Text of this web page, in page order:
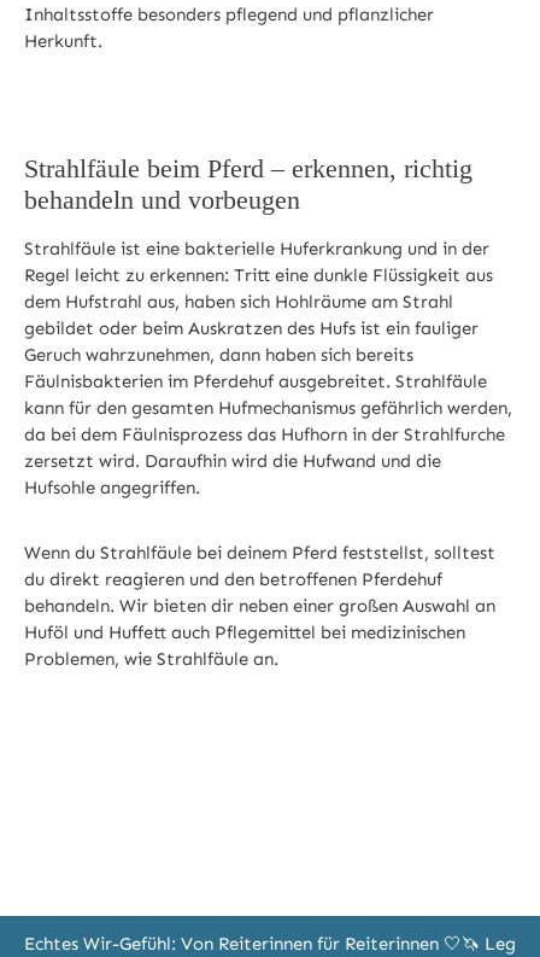
Inhaltsstoffe besonders pflegend und pflanzlicher
Herkunft.
Strahlfäule beim Pferd – erkennen, richtig
behandeln und vorbeugen
Strahlfäule ist eine bakterielle Huferkrankung und in der
Regel leicht zu erkennen: Tritt eine dunkle Flüssigkeit aus
dem Hufstrahl aus, haben sich Hohlräume am Strahl
gebildet oder beim Auskratzen des Hufs ist ein fauliger
Geruch wahrzunehmen, dann haben sich bereits
Fäulnisbakterien im Pferdehuf ausgebreitet. Strahlfäule
kann für den gesamten Hufmechanismus gefährlich werden,
da bei dem Fäulnisprozess das Hufhorn in der Strahlfurche
zersetzt wird. Daraufhin wird die Hufwand und die
Hufsohle angegriffen.
Wenn du Strahlfäule bei deinem Pferd feststellst, solltest
du direkt reagieren und den betroffenen Pferdehuf
behandeln. Wir bieten dir neben einer großen Auswahl an
Huföl und Huffett auch Pflegemittel bei medizinischen
Problemen, wie Strahlfäule an.
Echtes Wir-Gefühl: Von Reiterinnen für Reiterinnen 🤍🦄 Leg